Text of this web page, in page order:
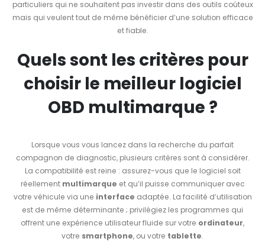
particuliers qui ne souhaitent pas investir dans des outils coûteux
mais qui veulent tout de même bénéficier d’une solution efficace
et fiable.
Quels sont les critères pour
choisir le meilleur logiciel
OBD multimarque ?
Lorsque vous vous lancez dans la recherche du parfait
compagnon de diagnostic, plusieurs critères sont à considérer.
La compatibilité est reine : assurez-vous que le logiciel soit
réellement multimarque et qu’il puisse communiquer avec
votre véhicule via une interface adaptée. La facilité d’utilisation
est de même déterminante ; privilégiez les programmes qui
offrent une expérience utilisateur fluide sur votre ordinateur,
votre smartphone, ou votre tablette.